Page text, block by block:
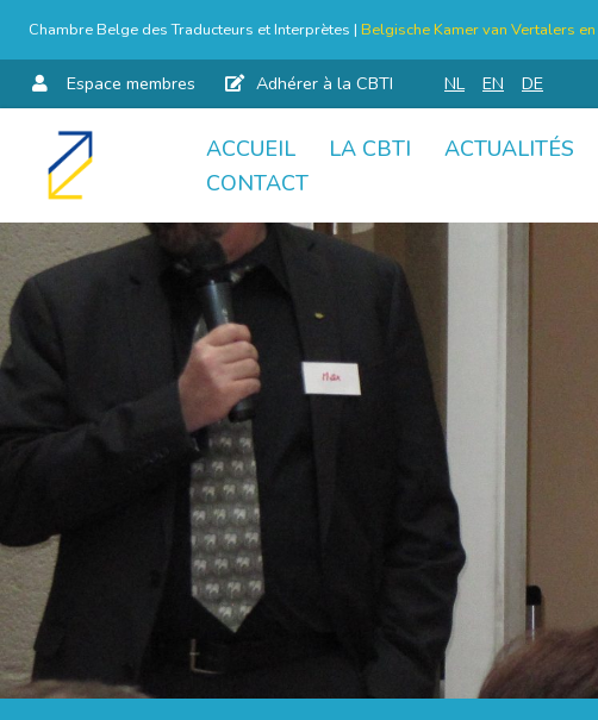
Chambre Belge des Traducteurs et Interprètes | Belgische Kamer van Vertalers en
Espace membres Adhérer à la CBTI NL EN DE
Aller
contenu
ACCUEIL LA CBTI ACTUALITÉS
CONTACT